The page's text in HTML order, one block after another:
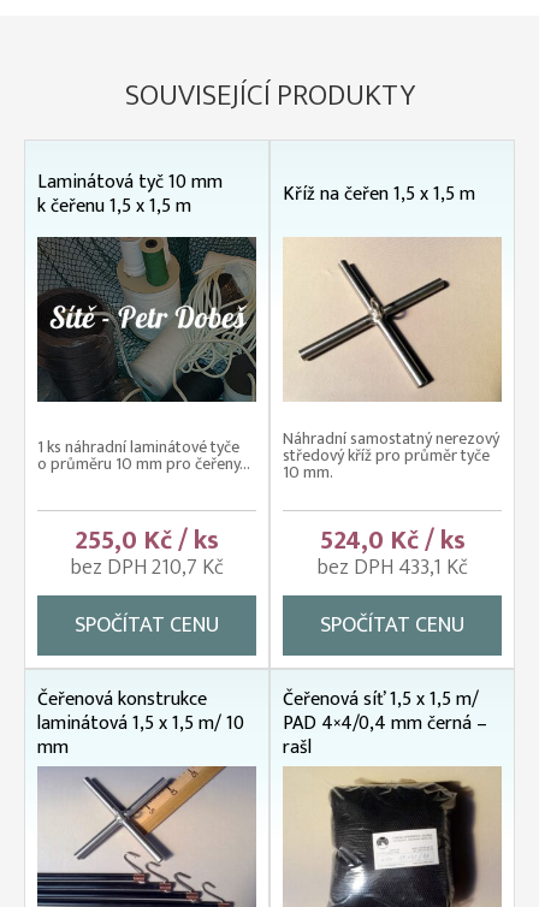
SOUVISEJÍCÍ PRODUKTY
Laminátová tyč 10 mm
k čeřenu 1,5 x 1,5 m
1 ks náhradní laminátové tyče
o průměru 10 mm pro čeřeny...
255,0 Kč / ks
bez DPH 210,7 Kč
SPOČÍTAT CENU
Kříž na čeřen 1,5 x 1,5 m
Náhradní samostatný nerezový
středový kříž pro průměr tyče
10 mm.
524,0 Kč / ks
bez DPH 433,1 Kč
SPOČÍTAT CENU
Čeřenová konstrukce
laminátová 1,5 x 1,5 m/ 10
mm
Čeřenová síť 1,5 x 1,5 m/
PAD 4×4/0,4 mm černá –
rašl